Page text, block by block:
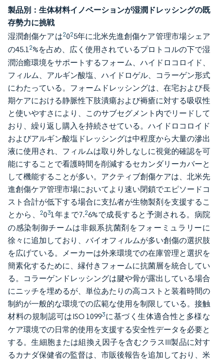
製品別：生体材料イノベーションが湿潤ドレッシングの既
存勢力に挑戦
湿潤創傷ケアは2025年に北米先進創傷ケア管理市場シェア
の45.12%を占め、広く使用されているプロトコルの下で湿
潤治癒環境をサポートするフォーム、ハイドロコロイド、
フィルム、アルギン酸塩、ハイドロゲル、コラーゲン形式
にわたっている。フォームドレッシングは、在宅および長
期ケアにおける静脈性下肢潰瘍および褥瘡に対する吸収性
と使いやすさにより、このサブセグメント内でリードして
おり、繰り返し購入を持続させている。ハイドロコロイド
およびアルギン酸塩ドレッシングは中程度から大量の滲出
液に使用され、フィルムは取り外しなしに視覚的確認を可
能にすることで看護時間を削減するセカンダリーカバーと
して機能することが多い。アクティブ創傷ケアは、北米先
進創傷ケア管理市場においてより速い閉鎖でエピソードコ
スト合計が低下する場合に支払者が生物製剤を支援するこ
とから、 2031年まで7.26%で成長すると予測される。病院
の感染制御チームは非銀系抗菌剤をフォーミュラリーに
徐々に追加しており、バイオフィルムが多い創傷の選択肢
を広げている。メーカーは外来環境での在庫管理と選択を
簡素化するために、縁付きフォームに抗菌層を統合してい
る。コラーゲンドレッシングは腱や骨が露出している場合
にニッチを埋めるが、単位あたりの高コストと装着時間の
制約が一般的な環境での広範な使用を制限している。接触
材料の規制認可はISO 10993に基づく生体適合性と多様な
ケア環境での日常的使用を支援する安全性データを必要と
する。生細胞または組換え因子を含むクラスIII製品に対す
るカナダ保健省の監督は、市販後報告を追加しており、米